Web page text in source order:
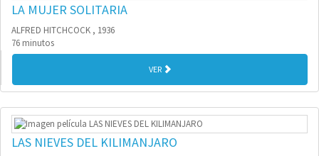
LA MUJER SOLITARIA
ALFRED HITCHCOCK , 1936
76 minutos
VER
LAS NIEVES DEL KILIMANJARO